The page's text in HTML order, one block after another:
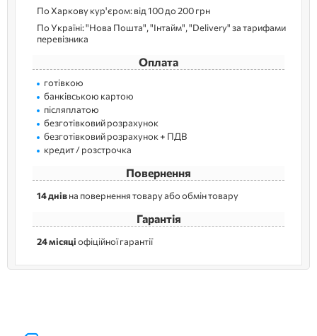
По Харкову кур'єром: від 100 до 200 грн
По Україні: "Нова Пошта", "Інтайм", "Delivery" за тарифами
перевізника
Оплата
готівкою
банківською картою
післяплатою
безготівковий розрахунок
безготівковий розрахунок + ПДВ
кредит / розстрочка
Повернення
14 днівна повернення товару або обмін товару
Гарантія
24 місяціофіційної гарантії